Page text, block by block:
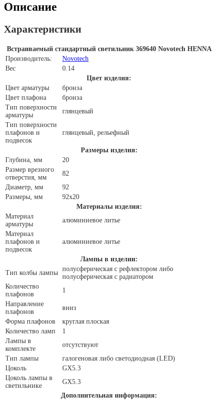
Описание
Характеристики
Встраиваемый стандартный светильник 369640 Novotech HENNA
Производитель:
Novotech
Вес
0.14
Цвет изделия:
Цвет арматуры
бронза
Цвет плафона
бронза
Тип поверхности
арматуры
глянцевый
Тип поверхности
плафонов и
подвесок
глянцевый, рельефный
Размеры изделия:
Глубина, мм
20
Размер врезного
отверстия, мм
82
Диаметр, мм
92
Размеры, мм
92x20
Материалы изделия:
Материал
арматуры
алюминиевое литье
Материал
плафонов и
подвесок
алюминиевое литье
Лампы в изделии:
Тип колбы лампы
полусферическая с рефлектором либо
полусферическая с радиатором
Количество
плафонов
1
Направление
плафонов
вниз
Форма плафонов
круглая плоская
Количество ламп
1
Лампы в
комплекте
отсутствуют
Тип лампы
галогеновая либо светодиодная (LED)
Цоколь
GX5.3
Цоколь лампы в
светильнике
GX5.3
Дополнительная информация: